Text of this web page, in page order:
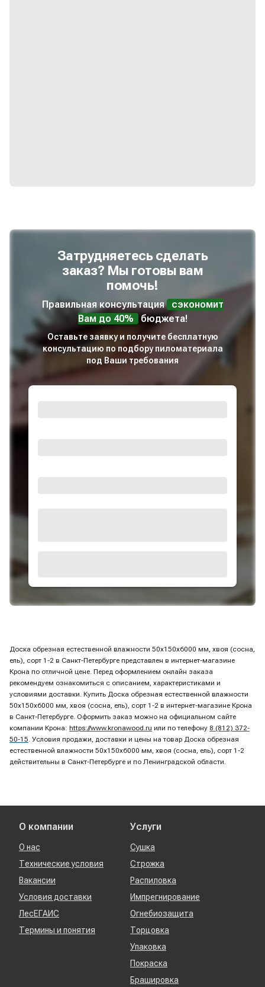
Затрудняетесь сделать
заказ? Мы готовы вам
помочь!
Правильная консультация
сэкономит
Вам до 40%
бюджета!
Оставьте заявку и получите бесплатную
консультацию по подбору пиломатериала
под Ваши требования
Доска обрезная естественной влажности 50х150х6000 мм, хвоя (сосна,
ель), сорт 1-2 в Санкт-Петербурге представлен в интернет-магазине
Крона по отличной цене. Перед оформлением онлайн заказа
рекомендуем ознакомиться с описанием, характеристиками и
условиями доставки. Купить Доска обрезная естественной влажности
50х150х6000 мм, хвоя (сосна, ель), сорт 1-2 в интернет-магазине Крона
в Санкт-Петербурге. Оформить заказ можно на официальном сайте
компании Крона: https://www.kronawood.ru или по телефону 8 (812) 372-
50-15. Условия продажи, доставки и цены на товар Доска обрезная
естественной влажности 50х150х6000 мм, хвоя (сосна, ель), сорт 1-2
действительны в Санкт-Петербурге и по Ленинградской области.
О компании
О нас
Технические условия
Вакансии
Условия доставки
ЛесЕГАИС
Термины и понятия
Услуги
Сушка
Строжка
Распиловка
Импрегнирование
Огнебиозащита
Торцовка
Упаковка
Покраска
Брашировка